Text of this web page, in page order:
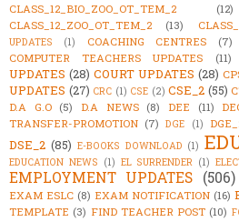
CLASS_12_BIO_ZOO_OT_TEM_2
(12)
CLASS_12_ZOO_OT_TEM_2
(13)
UPDATES
(1) COACHING CENTRES (7)
COMPUTER TEACHERS UPDATES (11)
UPDATES (28) COURT UPDATES (28)
UPDATES (27) CRC (1) CSE (2) CSE_2 (55)
D.A G.O (5) D.A NEWS (8) DEE (11)
TRANSFER-PROMOTION (7) DGE (1)
DSE_2 (85) E-BOOKS DOWNLOAD (1)
EDUCATION NEWS (1) EL SURRENDER (1)
EMPLOYMENT UPDATES (506)
EXAM ESLC (8) EXAM NOTIFICATION (16)
TEMPLATE (3) FIND TEACHER POST (10)